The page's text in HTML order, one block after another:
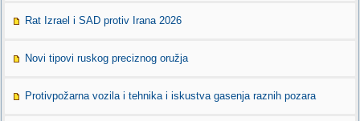
Rat Izrael i SAD protiv Irana 2026
Novi tipovi ruskog preciznog oružja
Protivpožarna vozila i tehnika i iskustva gasenja raznih pozara